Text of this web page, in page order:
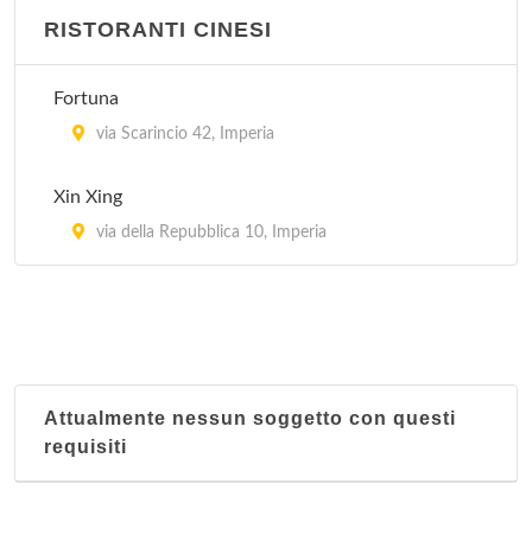
RISTORANTI CINESI
Fortuna
via Scarincio 42, Imperia
Xin Xing
via della Repubblica 10, Imperia
Attualmente nessun soggetto con questi
requisiti